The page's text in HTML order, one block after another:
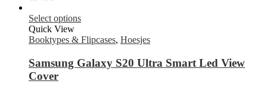
Select options
Quick View
Booktypes & Flipcases, Hoesjes
Samsung Galaxy S20 Ultra Smart Led View
Cover